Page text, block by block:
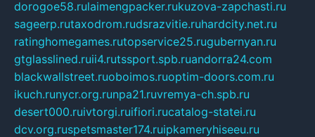
dorogoe58.rulaimengpacker.rukuzova-zapchasti.ru
sageerp.rutaxodrom.rudsrazvitie.ruhardcity.net.ru
ratinghomegames.rutopservice25.rugubernyan.ru
gtglasslined.ruii4.rutssport.spb.ruandorra24.com
blackwallstreet.ruoboimos.ruoptim-doors.com.ru
ikuch.runycr.org.runpa21.ruvremya-ch.spb.ru
desert000.ruivtorgi.ruifiori.rucatalog-statei.ru
dcv.org.ruspetsmaster174.ruipkameryhiseeu.ru